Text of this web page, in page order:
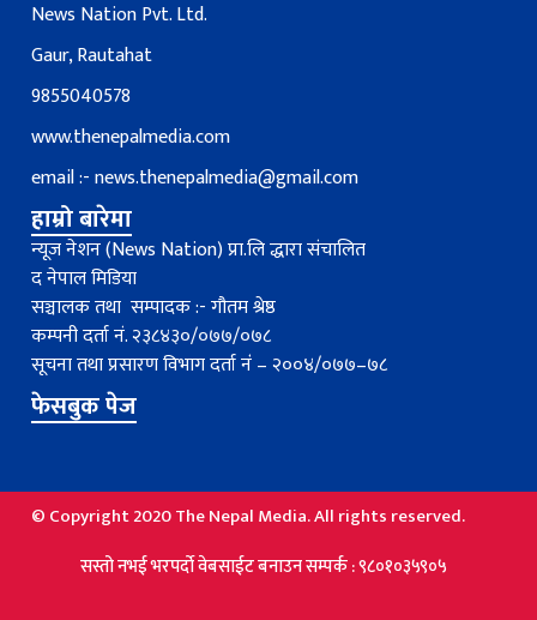
News Nation Pvt. Ltd.
Gaur, Rautahat
9855040578
www.thenepalmedia.com
email :-news.thenepalmedia@gmail.com
हाम्रो बारेमा
न्यूज नेशन (News Nation) प्रा.लि द्धारा संचालित
द नेपाल मिडिया
सञ्चालक तथा सम्पादक :- गौतम श्रेष्ठ
कम्पनी दर्ता नं. २३८४३०/०७७/०७८
सूचना तथा प्रसारण विभाग दर्ता नंं – २००४/०७७–७८
फेसबुक पेज
© Copyright 2020 The Nepal Media. All rights reserved.
नभई भरपर्दाे वेबसाईट बनाउन सम्पर्क : ९८०१०३५९०५